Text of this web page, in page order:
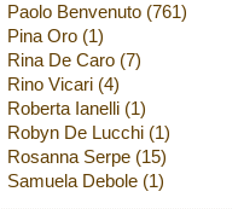
Paolo Benvenuto(761)
Pina Oro(1)
Rina De Caro(7)
Rino Vicari(4)
Roberta Ianelli(1)
Robyn De Lucchi(1)
Rosanna Serpe(15)
Samuela Debole(1)